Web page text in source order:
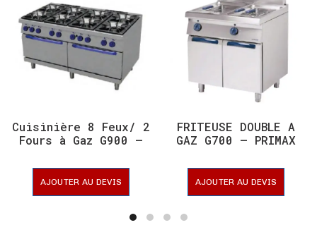
Cuisinière 8 Feux/ 2
Fours à Gaz G900 –
AJOUTER AU DEVIS
FRITEUSE DOUBLE A
GAZ G700 – PRIMAX
AJOUTER AU DEVIS